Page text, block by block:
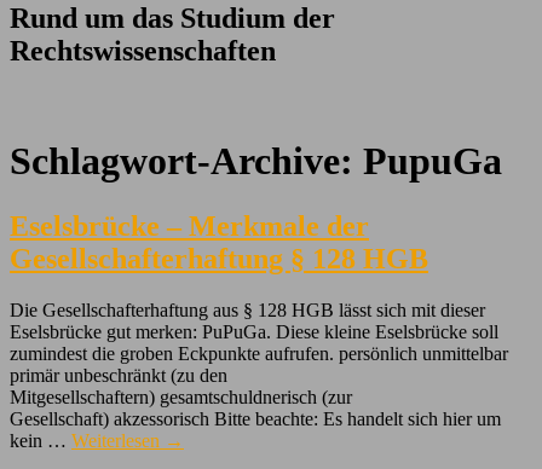
Rund um das Studium der
Rechtswissenschaften
Schlagwort-Archive: PupuGa
Eselsbrücke – Merkmale der
Gesellschafterhaftung § 128 HGB
Die Gesellschafterhaftung aus § 128 HGB lässt sich mit dieser
Eselsbrücke gut merken: PuPuGa. Diese kleine Eselsbrücke soll
zumindest die groben Eckpunkte aufrufen. persönlich unmittelbar
primär unbeschränkt (zu den
Mitgesellschaftern) gesamtschuldnerisch (zur
Gesellschaft) akzessorisch Bitte beachte: Es handelt sich hier um
kein … Weiterlesen →